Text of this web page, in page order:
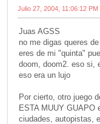
Julio 27, 2004, 11:06:12 PM
Juas AGSS
no me digas queres
eres de mi "quinta"
doom, doom2. eso si,
eso era un lujo
Por cierto, otro juego
ESTA MUUY GUAPO
ciudades, autopistas,